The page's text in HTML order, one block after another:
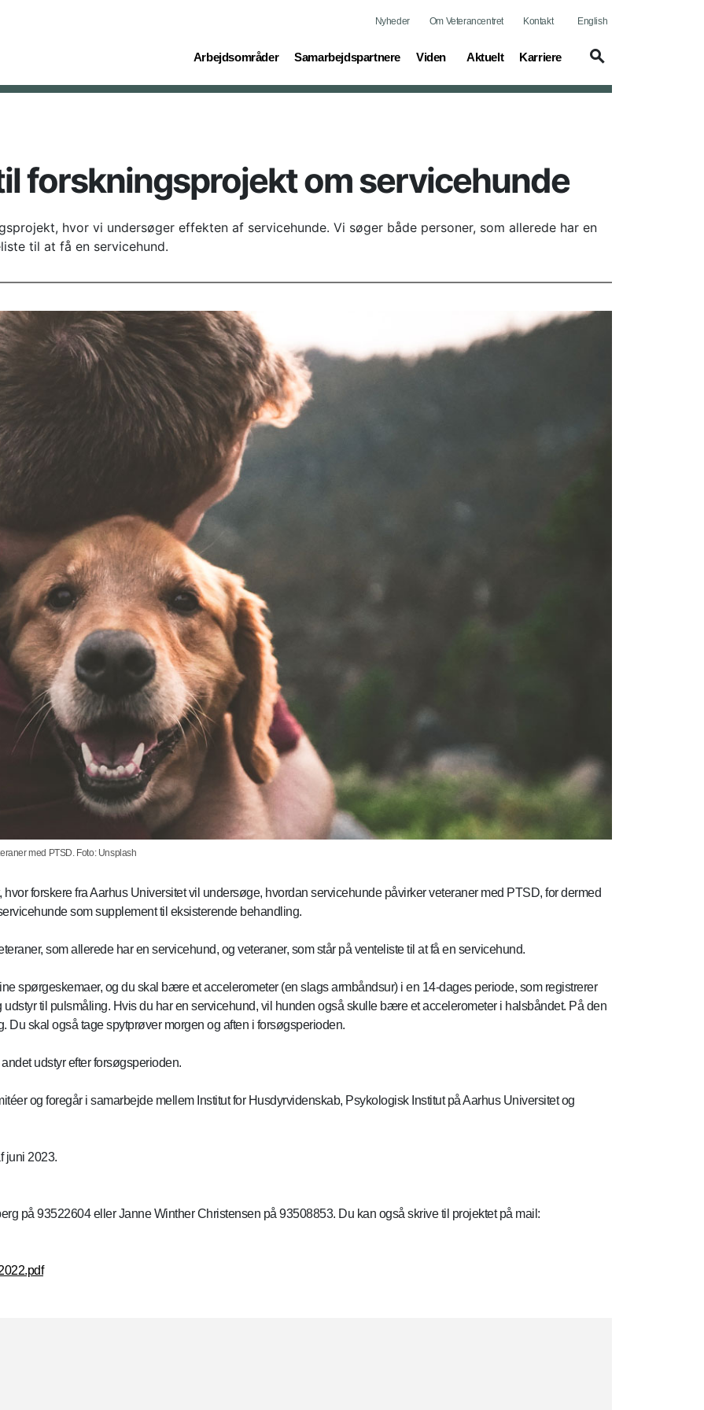
Nyheder Om Veterancentret Kontakt English
Arbejdsområder
(current) Samarbejdspartnere
(current) Viden
(current) Aktuelt
(current) Karriere
(current)
forskningsprojekt om servicehunde
hvor vi undersøger effekten af servicehunde. Vi søger både personer, som allerede har en
til at få en servicehund.
med PTSD. Foto: Unsplash
forskere fra Aarhus Universitet vil undersøge, hvordan servicehunde påvirker veteraner med PTSD, for dermed
som supplement til eksisterende behandling.
som allerede har en servicehund, og veteraner, som står på venteliste til at få en servicehund.
spørgeskemaer, og du skal bære et accelerometer (en slags armbåndsur) i en 14-dages periode, som registrerer
til pulsmåling. Hvis du har en servicehund, vil hunden også skulle bære et accelerometer i halsbåndet. På den
Du skal også tage spytprøver morgen og aften i forsøgsperioden.
udstyr efter forsøgsperioden.
og foregår i samarbejde mellem Institut for Husdyrvidenskab, Psykologisk Institut på Aarhus Universitet og
juni 2023.
på 93522604 eller Janne Winther Christensen på 93508853. Du kan også skrive til projektet på mail: